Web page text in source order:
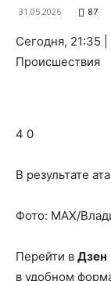
31.05.2026 87
Сегодня, 21:35
Происшествия
4 0
В результате
Фото: МАХ/
Перейти в Дзен
в удобном